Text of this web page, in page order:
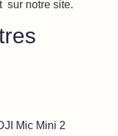
sur notre site.
Mic Mini 2